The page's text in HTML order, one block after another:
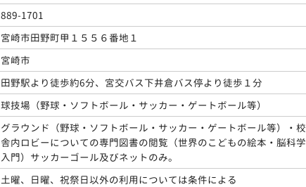
889-1701
宮崎市田野町甲１５５６番地１
宮崎市
田野駅より徒歩約6分、宮交バス下井倉バス停より徒歩１分
球技場（野球・ソフトボール・サッカー・ゲートボール等）
グラウンド（野球・ソフトボール・サッカー・ゲートボール等）・校
舎内ロビーについての専門図書の閲覧（世界のこどもの絵本・脳科学
入門）サッカーゴール及びネットのみ。
土曜、日曜、祝祭日以外の利用については条件による